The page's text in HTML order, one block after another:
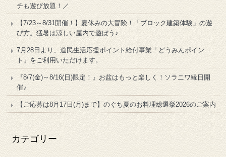
チも遊び放題！／
【7/23～8/31開催！】夏休みの大冒険！「ブロック建築体験」の遊
び方。猛暑は涼しい屋内で遊ぼう♪
7月28日より、道民生活応援ポイント給付事業「どうみんポイン
ト」をご利用いただけます。
『8/7(金)～8/16(日)限定！』お盆はもっと楽しく！ソラニワ縁日開
催♪
【ご応募は8月17日(月)まで】のぐち夏のお料理総選挙2026のご案内
カテゴリー